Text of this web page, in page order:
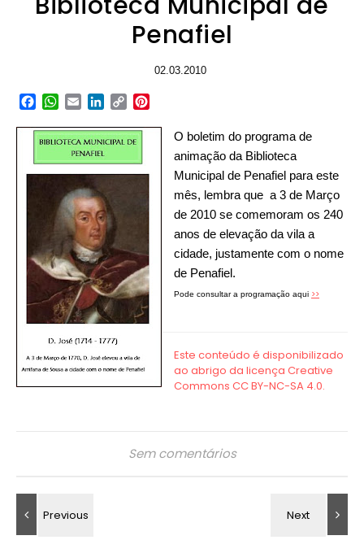
Penafiel
02.03.2010
Facebook
WhatsApp
EmailLinkedIn
Copy
O boletim do programa de
animação da Biblioteca
Municipal de Penafiel para este
mês, lembra que a 3 de Março
de 2010 se comemoram os 240
anos de elevação da vila a
cidade, justamente com o nome
de Penafiel.
Pode consultar a programação aqui >>
Sem comentários